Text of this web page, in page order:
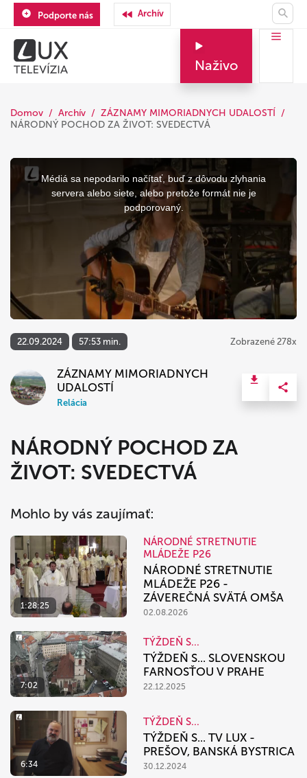
Podporte nás Archív
Naživo
Domov Archív
ZÁZNAMY MIMORIADNYCH UDALOSTÍ
NÁRODNÝ POCHOD ZA ŽIVOT: SVEDECTVÁ
This
modal
Médiá sa nepodarilo načítať, buď z dôvodu zlyhania
servera alebo siete, alebo pretože formát nie je
podporovaný.
22.09.2024 57:53 min. Zobrazené 278x
ZÁZNAMY MIMORIADNYCH
UDALOSTÍ
Relácia
NÁRODNÝ POCHOD ZA
ŽIVOT: SVEDECTVÁ
Mohlo by vás zaujímať:
1:28:25
NÁRODNÉ STRETNUTIE
MLÁDEŽE P26
NÁRODNÉ STRETNUTIE
MLÁDEŽE P26 -
ZÁVEREČNÁ SVÄTÁ OMŠA
02.08.2026
7:02
TÝŽDEŇ S...
TÝŽDEŇ S... SLOVENSKOU
FARNOSŤOU V PRAHE
22.12.2025
6:34
TÝŽDEŇ S...
TÝŽDEŇ S... TV LUX -
PREŠOV, BANSKÁ BYSTRICA
30.12.2024